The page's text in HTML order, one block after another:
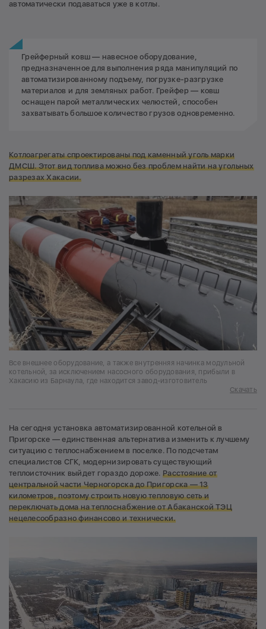
автоматически подаваться уже в котлы.
Грейферный ковш — навесное оборудование,
предназначенное для выполнения ряда манипуляций по
автоматизированному подъему, погрузке-разгрузке
материалов и для земляных работ. Грейфер — ковш
оснащен парой металлических челюстей, способен
захватывать большое количество грузов одновременно.
Котлоагрегаты спроектированы под каменный уголь марки
ДМСШ. Этот вид топлива можно без проблем найти на угольных
разрезах Хакасии.
Все внешнее оборудование, а также внутренняя начинка модульной
котельной, за исключением насосного оборудования, прибыли в
Хакасию из Барнаула, где находится завод-изготовитель
Скачать
На сегодня установка автоматизированной котельной в
Пригорске — единственная альтернатива изменить к лучшему
ситуацию с теплоснабжением в поселке. По подсчетам
специалистов СГК, модернизировать существующий
теплоисточник выйдет гораздо дороже. Расстояние от
центральной части Черногорска до Пригорска — 13
километров, поэтому строить новую тепловую сеть и
переключать дома на теплоснабжение от Абаканской ТЭЦ
нецелесообразно финансово и технически.